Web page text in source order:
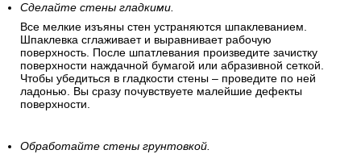
Сделайте стены гладкими.
Все мелкие изъяны стен устраняются шпаклеванием.
Шпаклевка сглаживает и выравнивает рабочую
поверхность. После шпатлевания произведите зачистку
поверхности наждачной бумагой или абразивной сеткой.
Чтобы убедиться в гладкости стены – проведите по ней
ладонью. Вы сразу почувствуете малейшие дефекты
поверхности.
Обработайте стены грунтовкой.